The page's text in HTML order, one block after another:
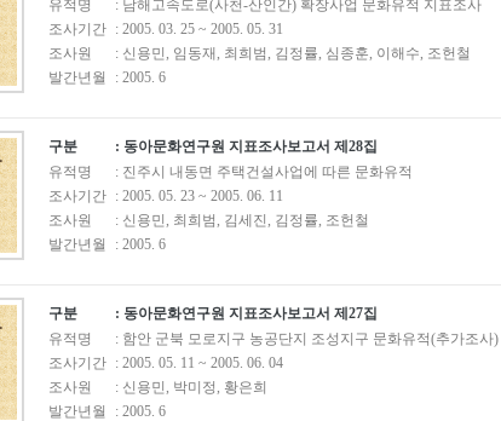
유적명
: 남해고속도로(사천-산인간) 확장사업 문화유적 지표조사
조사기간 : 2005. 03. 25 ~ 2005. 05. 31
조사원
: 신용민, 임동재, 최희범, 김정률, 심종훈, 이해수, 조헌철
발간년월
: 2005. 6
구분
: 동아문화연구원 지표조사보고서 제28집
유적명
: 진주시 내동면 주택건설사업에 따른 문화유적
조사기간 : 2005. 05. 23 ~ 2005. 06. 11
조사원
: 신용민, 최희범, 김세진, 김정률, 조헌철
발간년월
: 2005. 6
구분
: 동아문화연구원 지표조사보고서 제27집
유적명
: 함안 군북 모로지구 농공단지 조성지구 문화유적(추가조사)
조사기간 : 2005. 05. 11 ~ 2005. 06. 04
조사원
: 신용민, 박미정, 황은희
발간년월
: 2005. 6